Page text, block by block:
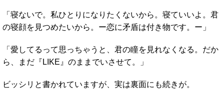
「寝ないで。私ひとりになりたくないから。寝ていいよ。君
の寝顔を見つめたいから。ー恋に矛盾は付き物です。ー」
「愛してるって思っちゃうと、君の瞳を見れなくなる。だか
ら、まだ『LIKE』のままでいさせて。」
ビッシリと書かれていますが、実は裏面にも続きが。